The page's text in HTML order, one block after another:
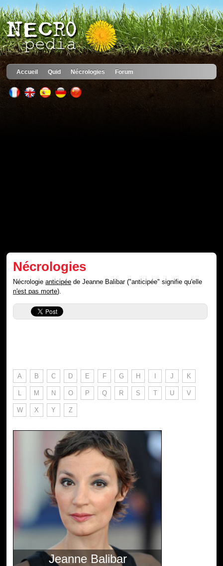
Accueil Quid Nécrologies Forum
Nécrologies
Nécrologieanticipée de Jeanne Balibar ("anticipée" signifie qu'elle
n'est pas morte).
A B C D E F G H I J K
L M N O P Q R S T U V
W X Y Z
Jeanne Balibar